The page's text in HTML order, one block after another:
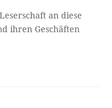
an diese
ihren Geschäften